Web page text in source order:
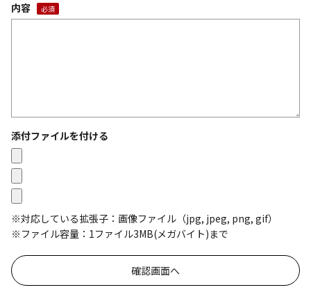
内容
添付ファイルを付ける
※対応している拡張子：画像ファイル（jpg, jpeg, png, gif）
※ファイル容量：1ファイル3MB(メガバイト)まで